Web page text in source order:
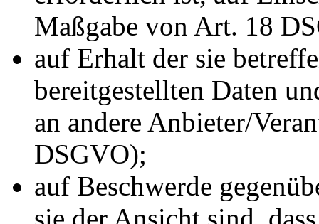
Maßgabe von Art. 18
auf Erhalt der sie
bereitgestellten Daten
an andere Anbieter/
DSGVO);
auf Beschwerde